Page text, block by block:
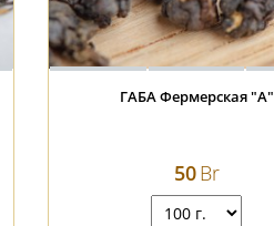
ГАБА Фермерская "А"
50Br